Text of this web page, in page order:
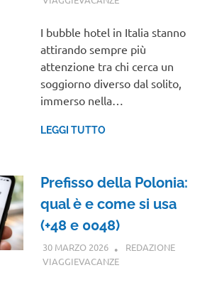
I bubble hotel in Italia stanno
attirando sempre più
attenzione tra chi cerca un
soggiorno diverso dal solito,
immerso nella…
LEGGI TUTTO
Prefisso della Polonia:
qual è e come si usa
(+48 e 0048)
30 MARZO 2026
REDAZIONE
VIAGGIEVACANZEGUIDE